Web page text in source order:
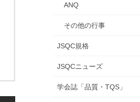
ANQ
その他の行事
JSQC規格
JSQCニューズ
学会誌「品質・TQS」